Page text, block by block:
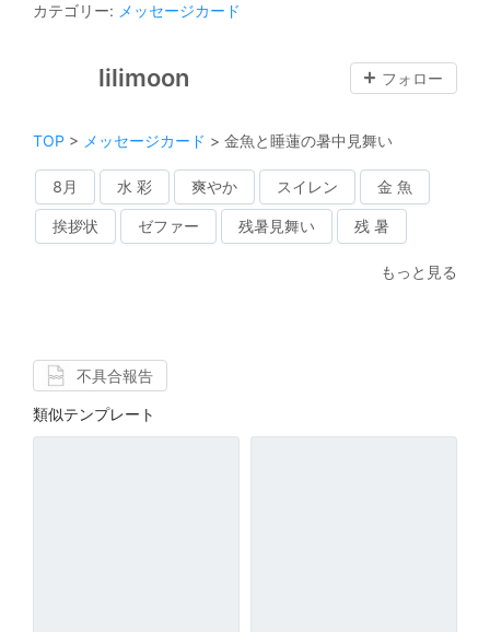
カテゴリー: メッセージカード
lilimoon フォロー
TOP > メッセージカード > 金魚と睡蓮の暑中見舞い
8月 水 彩 爽やか スイレン 金 魚
挨拶状 ゼファー 残暑見舞い 残 暑
もっと見る
不具合報告
類似テンプレート